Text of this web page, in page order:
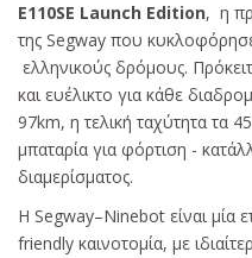
Ε110SE Launch Edition, η
της Segway που
ελληνικούς δρόμους.
και ευέλικτο για κάθε
97km, η τελική ταχύτητα τα
μπαταρία για φόρτιση -
διαμερίσματος.
Η Segway–Ninebot είναι μία
friendly καινοτομία, με